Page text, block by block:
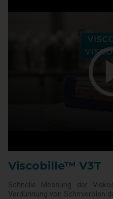
Viscobille™ V3T
Schnelle Messung der
Verdünnung von Schmierölen